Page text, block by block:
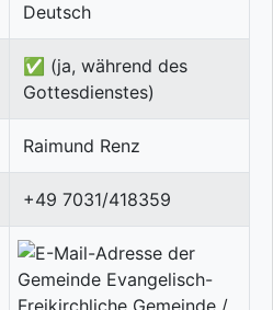
Deutsch
✅ (ja, während des
Gottesdienstes)
Raimund Renz
+49 7031/418359